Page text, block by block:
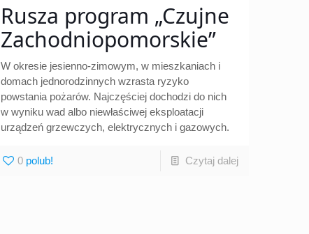
Rusza program „Czujne
Zachodniopomorskie”
W okresie jesienno-zimowym, w mieszkaniach i
domach jednorodzinnych wzrasta ryzyko
powstania pożarów. Najczęściej dochodzi do nich
w wyniku wad albo niewłaściwej eksploatacji
urządzeń grzewczych, elektrycznych i gazowych.
0 Czytaj dalej